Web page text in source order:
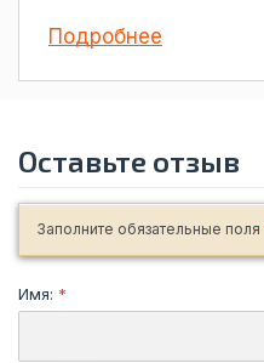
Подробнее
Оставьте отзыв
Заполните обязательные поля
Имя: *